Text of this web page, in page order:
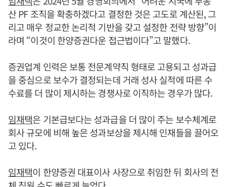
산 PF 조직을 확충하겠다고 결정한 것은 고도로 계산된, 그
리고 매우 정교한 논리적 기반을 갖고 설정한 전략 방향”이
라며 “이것이 한양증권다운 접근법이다”고 말했다.
증권업계 인력은 보통 전문계약직 형태로 고용되고 성과급
을 중심으로 보수가 결정되는데 거래 성사 실적에 따른 수
수료를 더 많이 제시하는 경쟁사로 이직하는 경우가 많다.
임재택은 기본급보다는 성과급을 더 많이 주는 보수체계로
회사 규모에 비해 높은 성과보상을 제시해 인재들을 끌어오
고 있다.
임재택이 한양증권 대표이사 사장으로 취임한 뒤 회사의 전